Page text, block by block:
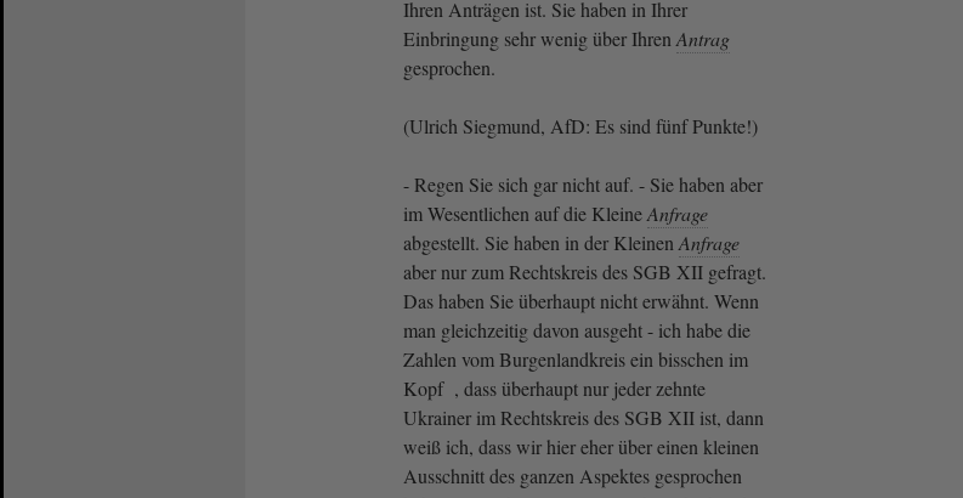
Ihren Anträgen ist. Sie haben in Ihrer
Einbringung sehr wenig über Ihren Antrag
gesprochen.
(Ulrich Siegmund, AfD: Es sind fünf Punkte!)
- Regen Sie sich gar nicht auf. - Sie haben aber
im Wesentlichen auf die KleineAnfrage
abgestellt. Sie haben in der Kleinen Anfrage
aber nur zum Rechtskreis des SGB XII gefragt.
Das haben Sie überhaupt nicht erwähnt. Wenn
man gleichzeitig davon ausgeht - ich habe die
Zahlen vom Burgenlandkreis ein bisschen im
Kopf , dass überhaupt nur jeder zehnte
Ukrainer im Rechtskreis des SGB XII ist, dann
weiß ich, dass wir hier eher über einen kleinen
Ausschnitt des ganzen Aspektes gesprochen